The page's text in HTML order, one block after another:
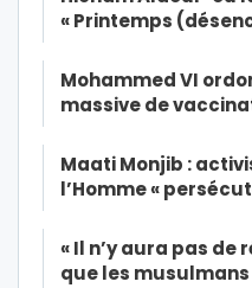
« Printemps
Mohammed VI
massive de
Maati Monjib :
l’Homme «
« Il n’y aura pas de
que les